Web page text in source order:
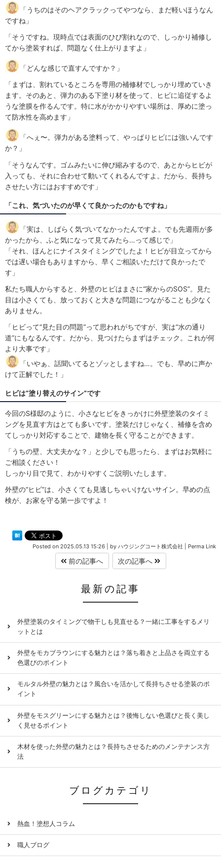
「うちのはそのヘアクラックってやつなら、まだ軽いほうなん
ですね」
「そうですね。現時点では表面のひび割れなので、しっかり補修し
てから塗装すれば、問題なく仕上がりますよ」
「どんな感じで直すんですか？」
「まずは、割れているところを専用の補修材でしっかり埋めていき
ます。そのあと、弾力のある下塗り材を使って、ヒビに追従するよ
うな塗膜を作るんです。特に水がかかりやすい場所は、厚めに塗っ
て防水性を高めます」
「へぇ〜。弾力がある塗料って、やっぱりヒビには強いんです
か？」
「そうなんです。ゴムみたいに伸び縮みするので、あとからヒビが
入っても、それに合わせて動いてくれるんですよ。だから、長持ち
させたい方にはおすすめです」
「これ、気づいたのが早くて良かったのかもですね」
「実は、しばらく気づいてなかったんですよ。でも先週雨が多
かったから、ふと気になって見てみたら…って感じで」
「それ、ほんとにナイスタイミングでしたよ！ヒビが目立ってから
では遅い場合もありますから、早くご相談いただけて良かったで
す」
私たち職人からすると、外壁のヒビはまさに“家からのSOS”。見た
目は小さくても、放っておくと大きな問題につながることも少なく
ありません。
「ヒビって“見た目の問題”って思われがちですが、実は“水の通り
道”にもなるんです。だから、見つけたらまずはチェック。これが何
より大事です」
「いやぁ、話聞いてるとゾッとしますね…。でも、早めに声か
けて正解でした！」
ヒビは“塗り替えのサイン”です
今回のS様邸のように、小さなヒビをきっかけに外壁塗装のタイミ
ングを見直す方はとても多いです。塗装だけじゃなく、補修を含め
てしっかり対応することで、建物を長く守ることができます。
「うちの壁、大丈夫かな？」と少しでも思ったら、まずはお気軽に
ご相談ください！
しっかり目で見て、わかりやすくご説明いたします。
外壁の“ヒビ”は、小さくても見逃しちゃいけないサイン。早めの点
検が、お家を守る第一歩ですよ！
Posted on 2025.05.13 15:26 by ハウジングコート株式会社 Perma Link
前の記事へ 次の記事へ
最新の記事
外壁塗装のタイミングで物干しも見直せる？一緒に工事をするメリ
ットとは
外壁をモカブラウンにする魅力とは？落ち着きと上品さを両立する
色選びのポイント
モルタル外壁の魅力とは？風合いを活かして長持ちさせる塗装のポ
イント
外壁をモスグリーンにする魅力とは？後悔しない色選びと長く美し
く見せるポイント
木材を使った外壁の魅力とは？長持ちさせるためのメンテナンス方
法
ブログカテゴリ
熱血！塗想人コラム
職人ブログ